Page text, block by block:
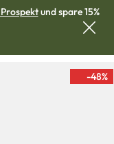
und spare 15%
-48%